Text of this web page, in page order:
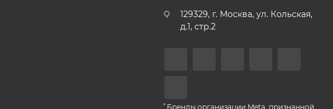
129329, г. Москва, ул. Кольская,
д.1, стр.2
* Бренды организации Meta, признанной